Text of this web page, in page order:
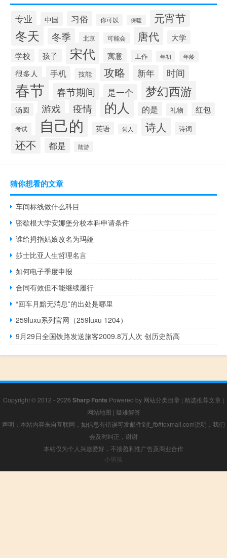
专业 中国 习俗 你可以 保暖 元宵节
冬天 冬季 北京 可能会 唐代
大学
学校
孩子 宋代 寓意 工作 年初 年龄
很多人 手机 技能 攻略 新年 时间
春节 春节期间 是一个 梦幻西游
汤圆 游戏 疫情 的人 的是 礼物 红包
考试 自己的 英语 词人 诗人 诗词
还不 都是 陆游
猜你想看的文章
车间标线做什么科目
密歇根大学安娜堡分校本科申请条件
谁给拇指姑娘改名为玛娅
莎士比亚人生哲理名言
如何电子季度申报
合同有效但不能继续履行
“回车月黯无消息”的出处是哪里
259luxu系列官网（259luxu 1204）
9月29日全国铁路发送旅客2009.8万人次 创历史新高
Copyright © 2012 - 2026 Sharp Fonts Powered by 网站分类目录 | 精选推荐文章 |
网站地图 | 疑难解答
声明：本站内容来自互联网，如信息有错误可发邮件到f_fb#foxmail.com说明，我们
会及时纠正，谢谢
本站仅为个人兴趣爱好，不接盈利性广告及商业合作
小男孩